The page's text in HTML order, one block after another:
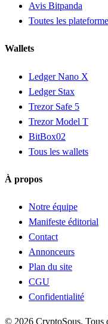
Avis Bitpanda
Toutes les
Wallets
Ledger Nano X
Ledger Stax
Trezor Safe 5
Trezor Model T
BitBox02
Tous les wallets
À propos
Notre équipe
Manifeste éditorial
Contact
Annonceurs
Plan du site
CGU
Confidentialité
© 2026 CryptoSous. Tous